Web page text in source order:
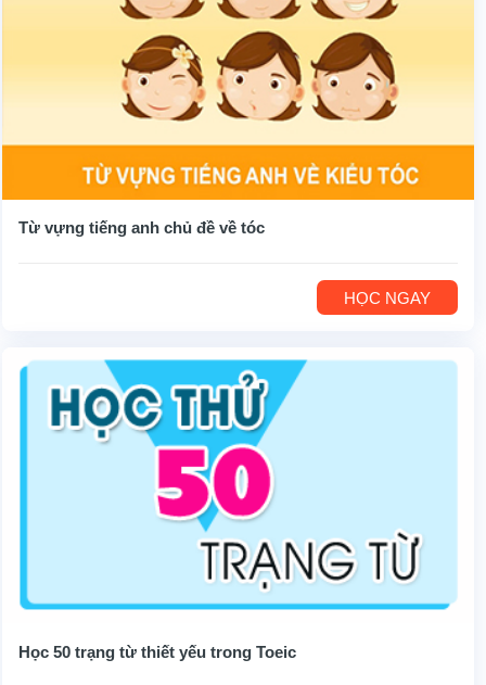
Từ vựng tiếng anh chủ đề về tóc
HỌC NGAY
Học 50 trạng từ thiết yếu trong Toeic